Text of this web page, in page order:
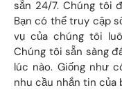
sẵn 24/7. Chúng tôi
Bạn có thể truy cập
vụ của chúng tôi
Chúng tôi sẵn sàng
lúc nào. Giống như
nhu cầu nhắn tin của